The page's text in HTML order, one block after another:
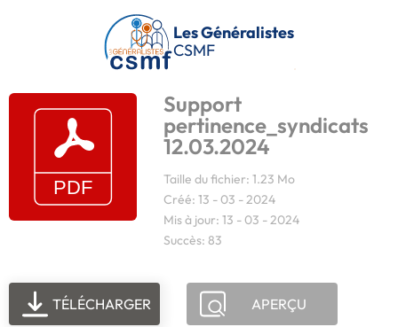
Passer au contenu principal
Les Généralistes
CSMF
Support
pertinence_syndicats
12.03.2024
Taille du fichier: 1.23 Mo
Créé: 13 - 03 - 2024
Mis à jour: 13 - 03 - 2024
Succès: 83
TÉLÉCHARGER APERÇU